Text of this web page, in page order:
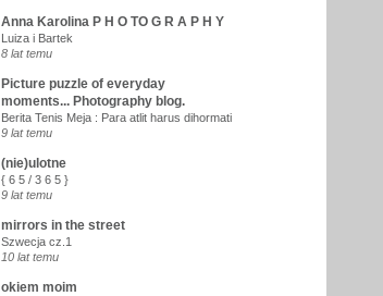
Anna Karolina P H O TO G R A P H Y
Luiza i Bartek
8 lat temu
Picture puzzle of everyday
moments... Photography blog.
Berita Tenis Meja : Para atlit harus dihormati
9 lat temu
(nie)ulotne
{ 6 5 / 3 6 5 }
9 lat temu
mirrors in the street
Szwecja cz.1
10 lat temu
okiem moim